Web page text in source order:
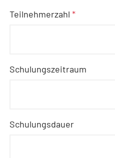
Teilnehmerzahl*
Schulungszeitraum
Schulungsdauer